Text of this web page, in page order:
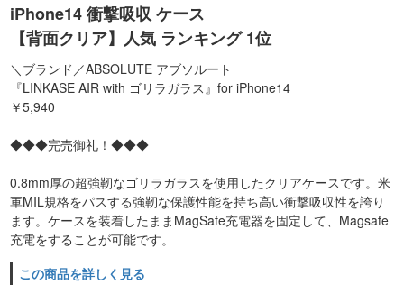
iPhone14 衝撃吸収 ケース
【背面クリア】人気 ランキング 1位
＼ブランド／ABSOLUTE アブソルート
『LINKASE AIR with ゴリラガラス』for iPhone14
￥5,940
◆◆◆完売御礼！◆◆◆
0.8mm厚の超強靭なゴリラガラスを使用したクリアケースです。米
軍MIL規格をパスする強靭な保護性能を持ち高い衝撃吸収性を誇り
ます。ケースを装着したままMagSafe充電器を固定して、Magsafe
充電をすることが可能です。
この商品を詳しく見る